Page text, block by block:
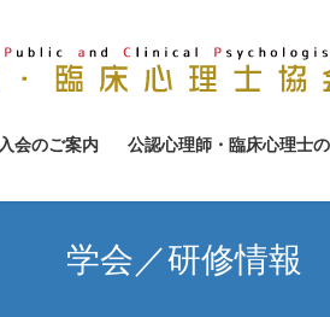
入会のご案内 公認心理師・臨床心理士
学会／研修情報